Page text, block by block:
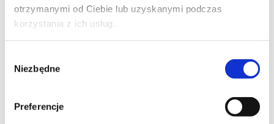
otrzymanymi od Ciebie lub uzyskanymi podczas
korzystania z ich usług.
zgody
Niezbędne
Preferencje